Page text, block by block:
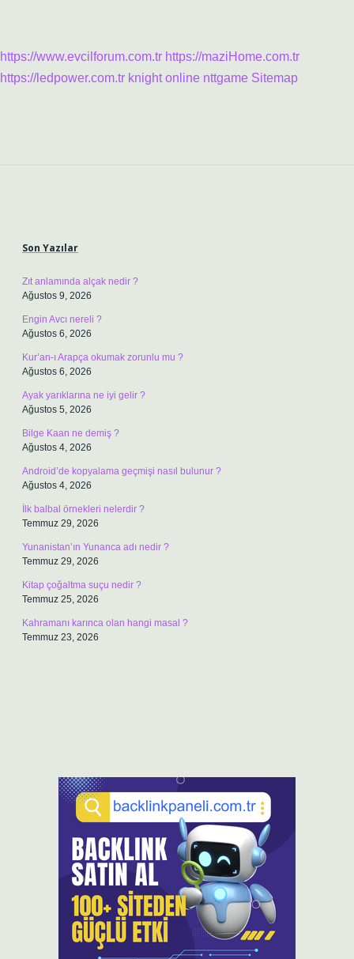
https://www.evcilforum.com.tr https://maziHome.com.tr
https://ledpower.com.tr knight online nttgame Sitemap
Son Yazılar
Zıt anlamında alçak nedir ?
Ağustos 9, 2026
Engin Avcı nereli ?
Ağustos 6, 2026
Kur’an-ı Arapça okumak zorunlu mu ?
Ağustos 6, 2026
Ayak yarıklarına ne iyi gelir ?
Ağustos 5, 2026
Bilge Kaan ne demiş ?
Ağustos 4, 2026
Android’de kopyalama geçmişi nasıl bulunur ?
Ağustos 4, 2026
İlk balbal örnekleri nelerdir ?
Temmuz 29, 2026
Yunanistan’ın Yunanca adı nedir ?
Temmuz 29, 2026
Kitap çoğaltma suçu nedir ?
Temmuz 25, 2026
Kahramanı karınca olan hangi masal ?
Temmuz 23, 2026